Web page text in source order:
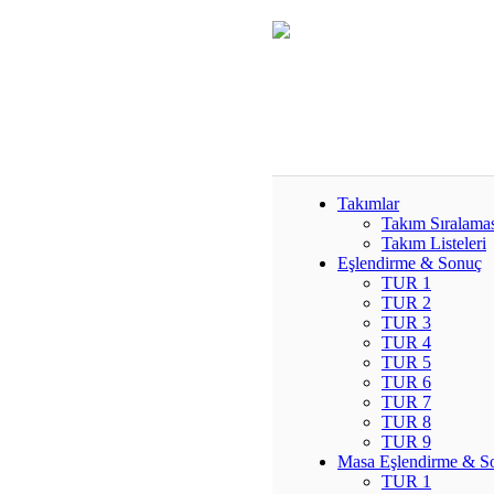
Takımlar
Takım
Takım Listeleri
Eşlendirme & Sonuç
TUR 1
TUR 2
TUR 3
TUR 4
TUR 5
TUR 6
TUR 7
TUR 8
TUR 9
Masa Eşlendirme &
TUR 1